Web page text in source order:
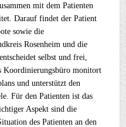
mit dem Patienten
Darauf findet der Patient
sowie die
Rosenheim und die
selbst und frei,
Koordinierungsbüro monitort
und unterstützt den
Für den Patienten ist das
Aspekt sind die
des Patienten an den